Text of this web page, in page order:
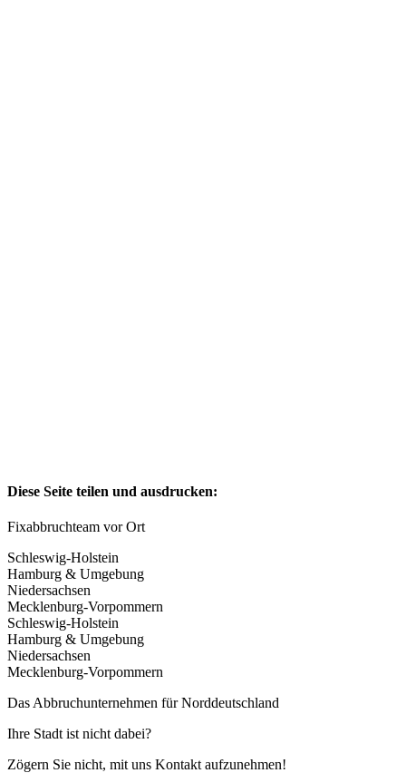
Diese Seite teilen und ausdrucken:
Fixabbruchteam vor Ort
Schleswig-Holstein
Hamburg & Umgebung
Niedersachsen
Mecklenburg-Vorpommern
Schleswig-Holstein
Hamburg & Umgebung
Niedersachsen
Mecklenburg-Vorpommern
Das Abbruchunternehmen für Norddeutschland
Ihre Stadt ist nicht dabei?
Zögern Sie nicht, mit uns Kontakt aufzunehmen!